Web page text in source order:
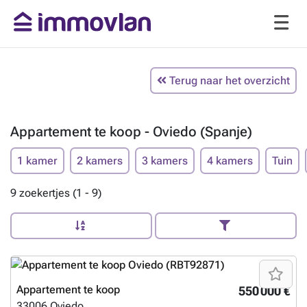
Terug naar het overzicht
Appartement te koop - Oviedo (Spanje)
1 kamer 2 kamers 3 kamers 4 kamers Tuin
9 zoekertjes (1 - 9)
550 000 €
Appartement te koop